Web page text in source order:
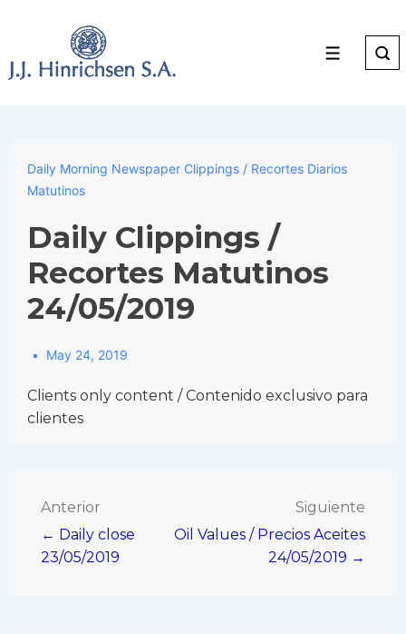
Main
Menu
Daily Morning Newspaper Clippings / Recortes Diarios
Matutinos
Daily Clippings /
Recortes Matutinos
24/05/2019
May 24, 2019
Clients only content / Contenido exclusivo para
clientes
Navegación
de
Anterior
← Daily close
23/05/2019
Siguiente
Oil Values / Precios Aceites
24/05/2019 →